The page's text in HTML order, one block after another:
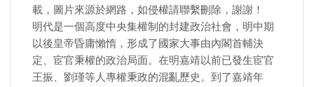
載，圖片來源於網路，如侵權請聯繫刪除，謝謝！
明代是一個高度中央集權制的封建政治社會，明中期
以後皇帝昏庸懶惰，形成了國家大事由內閣首輔決
定、宦官秉權的政治局面。在明嘉靖以前已發生宦官
王振、劉瑾等人專權秉政的混亂歷史。到了嘉靖年